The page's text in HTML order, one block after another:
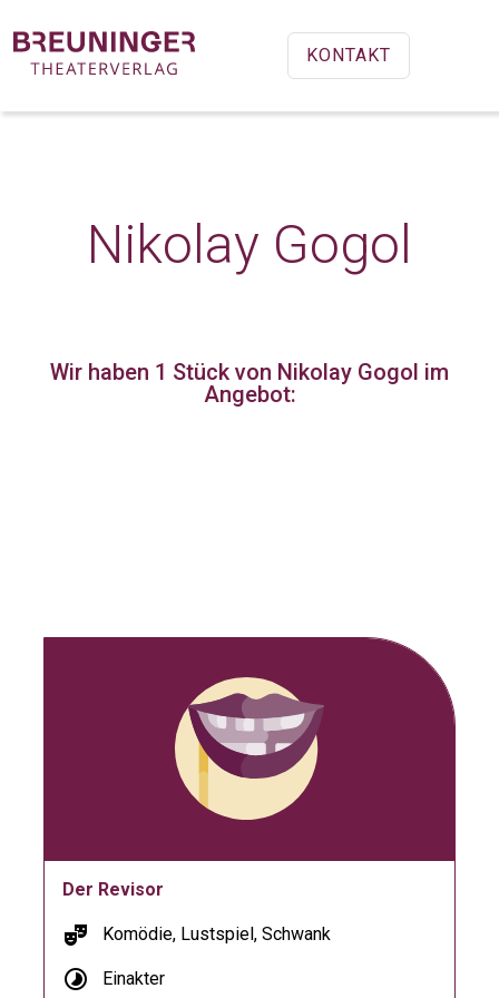
KONTAKT
Nikolay Gogol
Wir haben 1 Stück von Nikolay Gogol im
Angebot:
Der Revisor
theater_comedy Komödie, Lustspiel, Schwank
timelapse Einakter